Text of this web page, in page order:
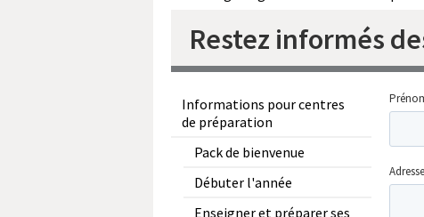
Restez informés
Informations pour centres
de préparation
Pack de bienvenue
Débuter l'année
Enseigner et préparer ses